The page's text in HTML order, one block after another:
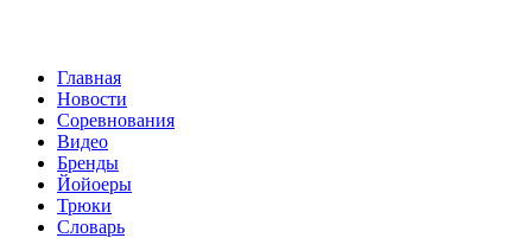
Главная
Новости
Соревнования
Видео
Бренды
Йойоеры
Трюки
Словарь